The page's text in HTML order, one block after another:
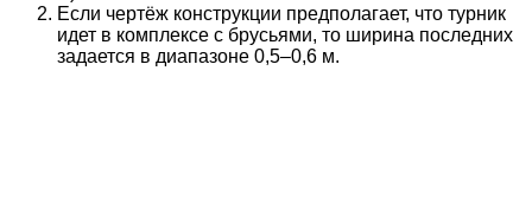
Если чертёж конструкции предполагает, что турник
идет в комплексе с брусьями, то ширина последних
задается в диапазоне 0,5–0,6 м.